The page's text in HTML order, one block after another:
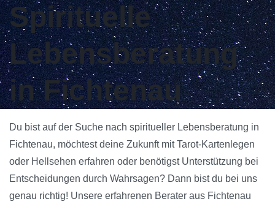
Spirituelle
Lebensberatung
in Fichtenau
Du bist auf der Suche nach spiritueller Lebensberatung in
Fichtenau, möchtest deine Zukunft mit Tarot-Kartenlegen
oder Hellsehen erfahren oder benötigst Unterstützung bei
Entscheidungen durch Wahrsagen? Dann bist du bei uns
genau richtig! Unsere erfahrenen Berater aus Fichtenau